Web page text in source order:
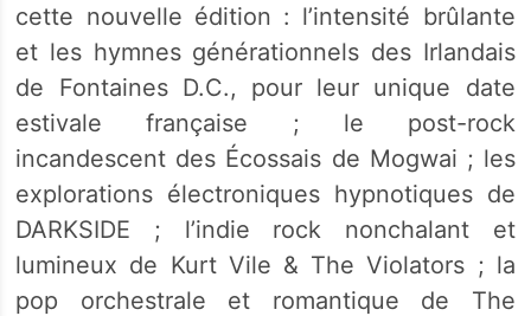
cette nouvelle édition : l’intensité brûlante
et les hymnes générationnels des Irlandais
de Fontaines D.C., pour leur unique date
estivale française ; le post-rock
incandescent des Écossais de Mogwai ; les
explorations électroniques hypnotiques de
DARKSIDE ; l’indie rock nonchalant et
lumineux de Kurt Vile & The Violators ; la
pop orchestrale et romantique de The